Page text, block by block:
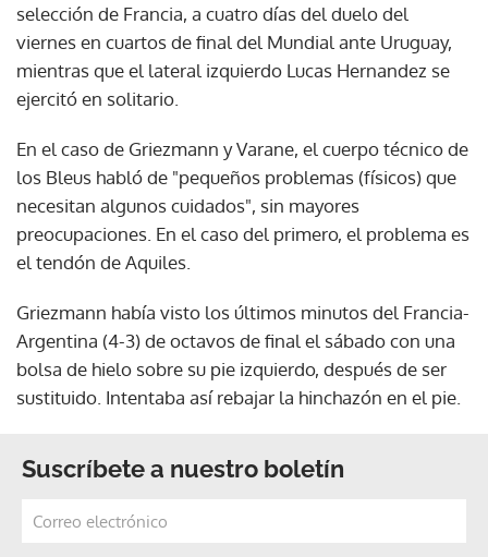
selección de Francia, a cuatro días del duelo del
viernes en cuartos de final del Mundial ante Uruguay,
mientras que el lateral izquierdo Lucas Hernandez se
ejercitó en solitario.
En el caso de Griezmann y Varane, el cuerpo técnico de
los Bleus habló de "pequeños problemas (físicos) que
necesitan algunos cuidados", sin mayores
preocupaciones. En el caso del primero, el problema es
el tendón de Aquiles.
Griezmann había visto los últimos minutos del Francia-
Argentina (4-3) de octavos de final el sábado con una
bolsa de hielo sobre su pie izquierdo, después de ser
sustituido. Intentaba así rebajar la hinchazón en el pie.
Suscríbete a nuestro boletín